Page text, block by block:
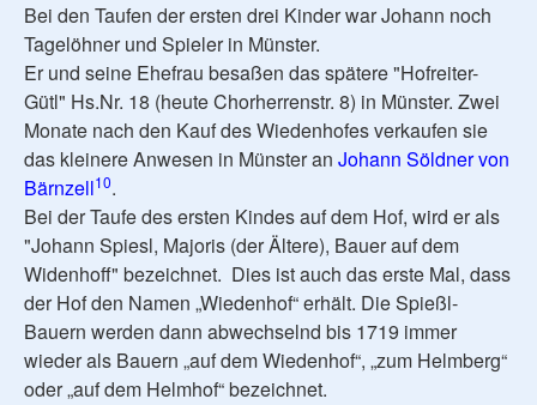
Bei den Taufen der ersten drei Kinder war Johann noch
Tagelöhner und Spieler in Münster.
Er und seine Ehefrau besaßen das spätere "Hofreiter-
Gütl" Hs.Nr. 18 (heute Chorherrenstr. 8) in Münster. Zwei
Monate nach den Kauf des Wiedenhofes verkaufen sie
das kleinere Anwesen in Münster an Johann Söldner von
Bärnzell10.
Bei der Taufe des ersten Kindes auf dem Hof, wird er als
"Johann Spiesl, Majoris (der Ältere), Bauer auf dem
Widenhoff" bezeichnet. Dies ist auch das erste Mal, dass
der Hof den Namen „Wiedenhof“ erhält. Die Spießl-
Bauern werden dann abwechselnd bis 1719 immer
wieder als Bauern „auf dem Wiedenhof“, „zum Helmberg“
oder „auf dem Helmhof“ bezeichnet.